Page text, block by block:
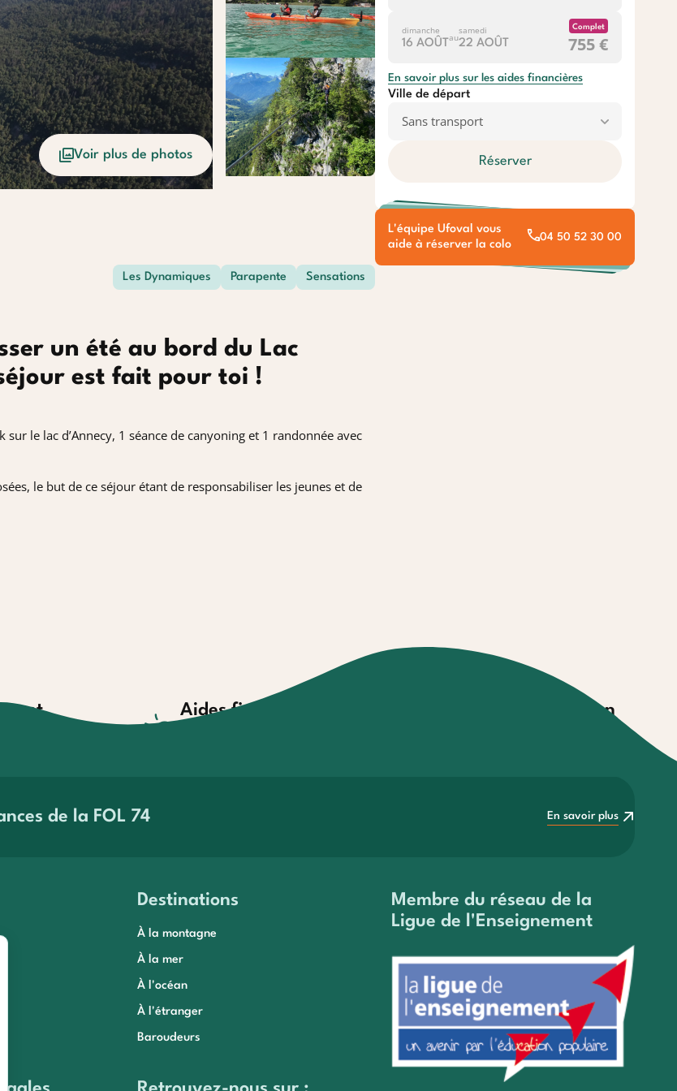
Voir plus de photos
Les Dynamiques Parapente Sensations
un été au bord du Lac
est fait pour toi !
le lac d’Annecy, 1 séance de canyoning et 1 randonnée avec
le but de ce séjour étant de responsabiliser les jeunes et de
dimanche
16 AOÛTau
samedi
22 AOÛT
Complet
755 €
En savoir plus sur les aides financières
Ville de départ
Réserver
L'équipe Ufoval vous
aide à réserver la colo
04 50 52 30 00
par des
Aides financières Garantie annulation
de la FOL 74 En savoir plus
Destinations
À la montagne
À la mer
À l'océan
À l'étranger
Baroudeurs
Membre du réseau de la
Ligue de l'Enseignement